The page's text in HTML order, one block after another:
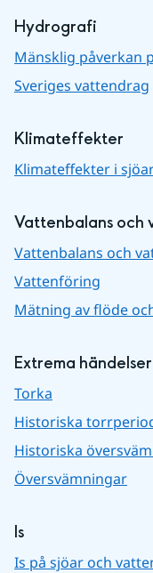
Hydrografi
Mänsklig påverkan
Sveriges vattendrag
Klimateffekter
Klimateffekter i
Vattenbalans och
Vattenbalans och
Vattenföring
Mätning av flöde
Extrema händelser
Torka
Historiska
Historiska
Översvämningar
Is
Is på sjöar och